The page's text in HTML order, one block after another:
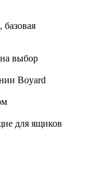
выбор
Boyard
для ящиков